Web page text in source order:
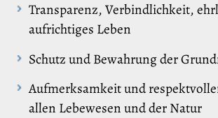
Transparenz, Verbindlichkeit,
aufrichtiges Leben
Schutz und Bewahrung der
Aufmerksamkeit und
allen Lebewesen und der Natur